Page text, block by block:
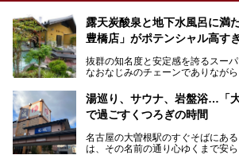
露天炭酸泉と地下水風呂に満
豊橋店」がポテンシャル高す
抜群の知名度と安定感を誇るスー
なおなじみのチェーンでありながら
湯巡り、サウナ、岩盤浴…「
で過ごすくつろぎの時間
名古屋の大曽根駅のすぐそばにある
は、その名前の通り心ゆくまで安